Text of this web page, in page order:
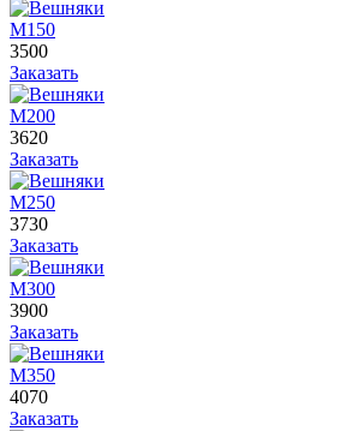
М150
3500
Заказать
М200
3620
Заказать
М250
3730
Заказать
М300
3900
Заказать
М350
4070
Заказать